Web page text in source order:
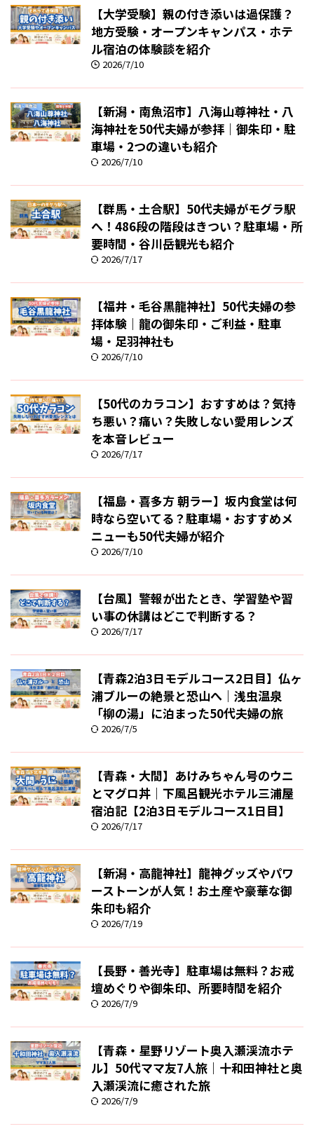
【大学受験】親の付き添いは過保護？
地方受験・オープンキャンパス・ホテ
ル宿泊の体験談を紹介
2026/7/10
【新潟・南魚沼市】八海山尊神社・八
海神社を50代夫婦が参拝｜御朱印・駐
車場・2つの違いも紹介
2026/7/10
【群馬・土合駅】50代夫婦がモグラ駅
へ！486段の階段はきつい？駐車場・所
要時間・谷川岳観光も紹介
2026/7/17
【福井・毛谷黒龍神社】50代夫婦の参
拝体験｜龍の御朱印・ご利益・駐車
場・足羽神社も
2026/7/10
【50代のカラコン】おすすめは？気持
ち悪い？痛い？失敗しない愛用レンズ
を本音レビュー
2026/7/17
【福島・喜多方 朝ラー】坂内食堂は何
時なら空いてる？駐車場・おすすめメ
ニューも50代夫婦が紹介
2026/7/10
【台風】警報が出たとき、学習塾や習
い事の休講はどこで判断する？
2026/7/17
【青森2泊3日モデルコース2日目】仏ヶ
浦ブルーの絶景と恐山へ｜浅虫温泉
「柳の湯」に泊まった50代夫婦の旅
2026/7/5
【青森・大間】あけみちゃん号のウニ
とマグロ丼｜下風呂観光ホテル三浦屋
宿泊記【2泊3日モデルコース1日目】
2026/7/17
【新潟・高龍神社】龍神グッズやパワ
ーストーンが人気！お土産や豪華な御
朱印も紹介
2026/7/19
【長野・善光寺】駐車場は無料？お戒
壇めぐりや御朱印、所要時間を紹介
2026/7/9
【青森・星野リゾート奥入瀬渓流ホテ
ル】50代ママ友7人旅｜十和田神社と奥
入瀬渓流に癒された旅
2026/7/9